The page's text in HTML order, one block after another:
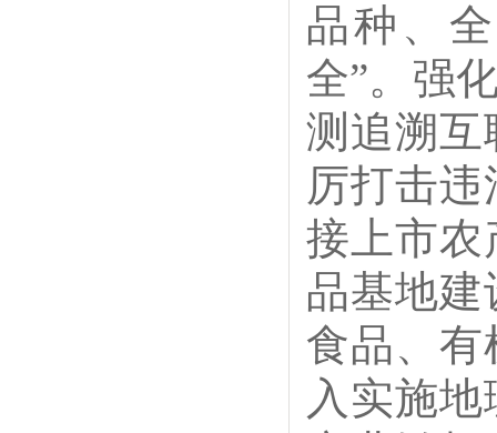
品种、
全”。强
测追溯互
厉打击
接上市农
品基地
食品、
入实施